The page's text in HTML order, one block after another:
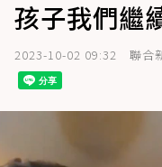
孩子我們繼
2023-10-02 09:32 聯合